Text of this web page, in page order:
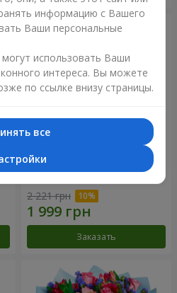
Романтический букет
2 221 грн
Заказать
информацию с Вашего
Ваши персональные
использовать Ваши
интереса. Вы можете
по ссылке внизу страницы.
все